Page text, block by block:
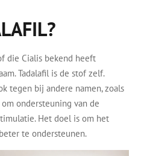
die Cialis bekend heeft
Tadalafil is de stof zelf.
tegen bij andere namen, zoals
ondersteuning van de
Het doel is om het
te ondersteunen.